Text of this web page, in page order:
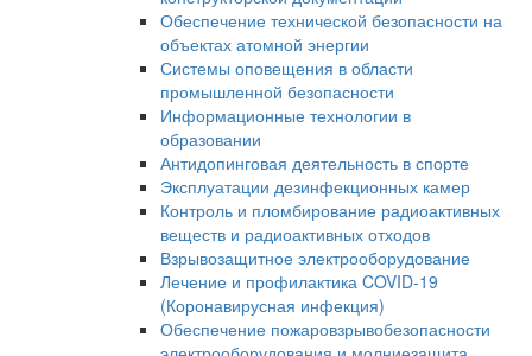
Обеспечение технической безопасности на
объектах атомной энергии
Системы оповещения в области
промышленной безопасности
Информационные технологии в
образовании
Антидопинговая деятельность в спорте
Эксплуатации дезинфекционных камер
Контроль и пломбирование радиоактивных
веществ и радиоактивных отходов
Взрывозащитное электрооборудование
Лечение и профилактика COVID-19
(Коронавирусная инфекция)
Обеспечение пожаровзрывобезопасности